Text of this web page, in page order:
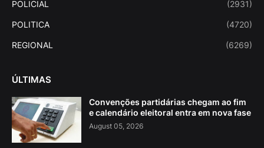
POLICIAL (2931)
POLITICA (4720)
REGIONAL (6269)
ÚLTIMAS
Convenções partidárias chegam ao fim
e calendário eleitoral entra em nova fase
August 05, 2026